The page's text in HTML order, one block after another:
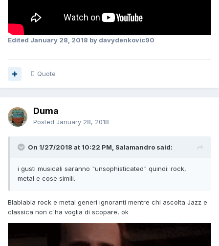
Edited January 28, 2018 by davydenkovic90
Quote
Duma
Posted January 28, 2018
On 1/27/2018 at 10:22 PM, Salamandro said:
i gusti musicali saranno "unsophisticated" quindi: rock,
metal e cose simili.
Blablabla rock e metal generi ignoranti mentre chi ascolta Jazz e
classica non c'ha voglia di scopare, ok